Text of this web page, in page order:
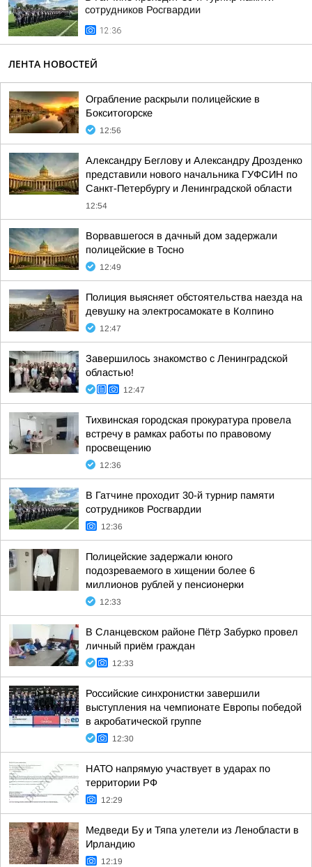
сотрудников Росгвардии
12:36
ЛЕНТА НОВОСТЕЙ
Ограбление раскрыли полицейские в
Бокситогорске
12:56
Александру Беглову и Александру Дрозденко
представили нового начальника ГУФСИН по
Санкт-Петербургу и Ленинградской области
12:54
Ворвавшегося в дачный дом задержали
полицейские в Тосно
12:49
Полиция выясняет обстоятельства наезда на
девушку на электросамокате в Колпино
12:47
Завершилось знакомство с Ленинградской
областью!
12:47
Тихвинская городская прокуратура провела
встречу в рамках работы по правовому
просвещению
12:36
В Гатчине проходит 30-й турнир памяти
сотрудников Росгвардии
12:36
Полицейские задержали юного
подозреваемого в хищении более 6
миллионов рублей у пенсионерки
12:33
В Сланцевском районе Пётр Забурко провел
личный приём граждан
12:33
Российские синхронистки завершили
выступления на чемпионате Европы победой
в акробатической группе
12:30
НАТО напрямую участвует в ударах по
территории РФ
12:29
Медведи Бу и Тяпа улетели из Ленобласти в
Ирландию
12:19